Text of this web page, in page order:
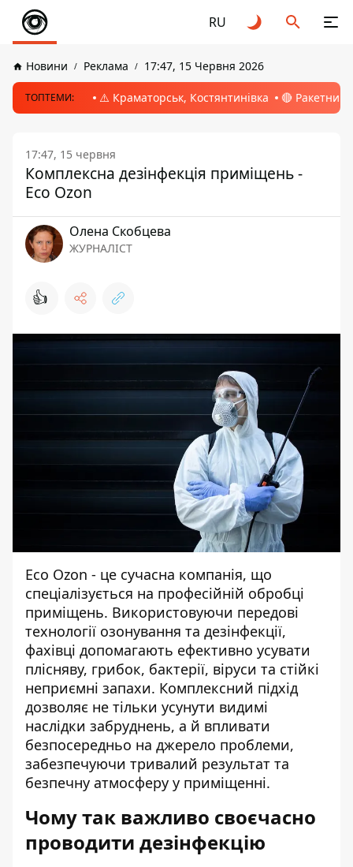
RU
Новини Реклама 17:47, 15 Червня 2026
ТОПТЕМИ: ⚠️ Краматорськ, Костянтинівка 🔴 Ракетний
17:47, 15 червня
Комплексна дезінфекція приміщень -
Eco Ozon
Олена Скобцева
ЖУРНАЛІСТ
👍
Eco Ozon - це сучасна компанія, що
спеціалізується на професійній обробці
приміщень. Використовуючи передові
технології озонування та дезінфекції,
фахівці допомагають ефективно усувати
плісняву, грибок, бактерії, віруси та стійкі
неприємні запахи. Комплексний підхід
дозволяє не тільки усунути видимі
наслідки забруднень, а й впливати
безпосередньо на джерело проблеми,
забезпечуючи тривалий результат та
безпечну атмосферу у приміщенні.
Чому так важливо своєчасно
проводити дезінфекцію